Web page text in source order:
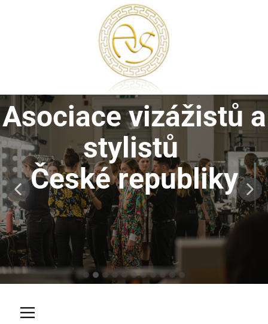
Asociace vizážistů a
stylistů
České republiky